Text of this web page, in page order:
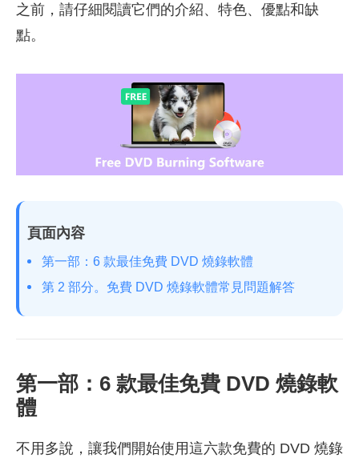
之前，請仔細閱讀它們的介紹、特色、優點和缺
點。
頁面內容
第一部：6 款最佳免費 DVD 燒錄軟體
第 2 部分。免費 DVD 燒錄軟體常見問題解答
第一部：6 款最佳免費 DVD 燒錄軟
體
不用多說，讓我們開始使用這六款免費的 DVD 燒錄